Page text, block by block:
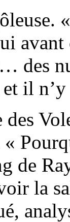
des
il
de
la